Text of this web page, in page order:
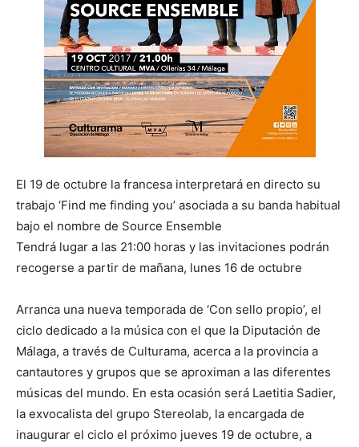
El 19 de octubre la francesa interpretará en directo su
trabajo ‘Find me finding you’ asociada a su banda habitual
bajo el nombre de Source Ensemble
Tendrá lugar a las 21:00 horas y las invitaciones podrán
recogerse a partir de mañana, lunes 16 de octubre
Arranca una nueva temporada de ‘Con sello propio’, el
ciclo dedicado a la música con el que la Diputación de
Málaga, a través de Culturama, acerca a la provincia a
cantautores y grupos que se aproximan a las diferentes
músicas del mundo. En esta ocasión será Laetitia Sadier,
la exvocalista del grupo Stereolab, la encargada de
inaugurar el ciclo el próximo jueves 19 de octubre, a